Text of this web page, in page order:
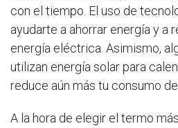
con el tiempo. El uso de
ayudarte a ahorrar energía y a
energía eléctrica. Asimismo,
utilizan energía solar para
reduce aún más tu consumo de
A la hora de elegir el termo